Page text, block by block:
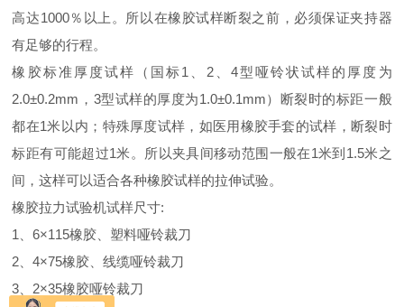
高达1000％以上。所以在橡胶试样断裂之前，必须保证夹持器
有足够的行程。
橡胶标准厚度试样（国标1、2、4型哑铃状试样的厚度为
2.0±0.2mm，3型试样的厚度为1.0±0.1mm）断裂时的标距一般
都在1米以内；特殊厚度试样，如医用橡胶手套的试样，断裂时
标距有可能超过1米。所以夹具间移动范围一般在1米到1.5米之
间，这样可以适合各种橡胶试样的拉伸试验。
橡胶拉力试验机试样尺寸:
1、6×115橡胶、塑料哑铃裁刀
2、4×75橡胶、线缆哑铃裁刀
3、2×35橡胶哑铃裁刀